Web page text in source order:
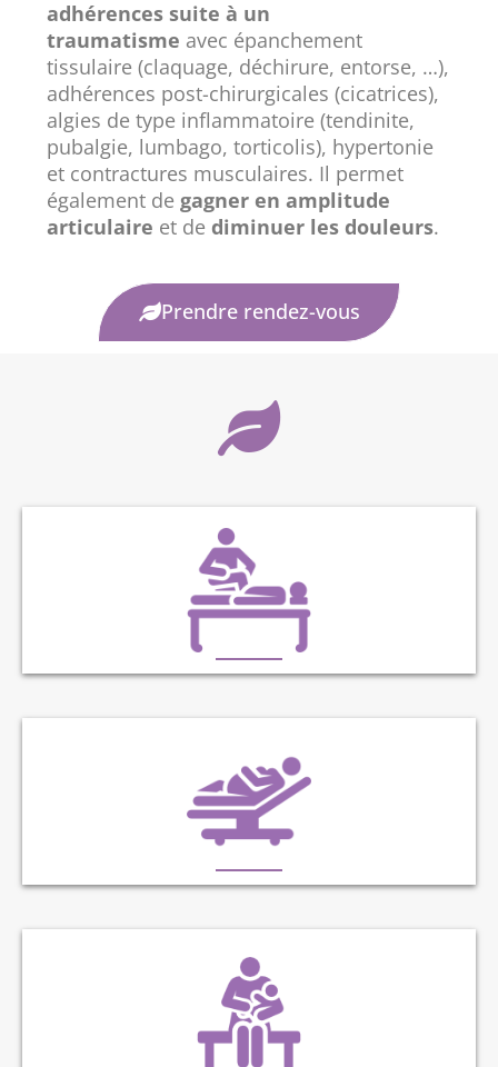
adhérences suite à un
traumatisme avec épanchement
tissulaire (claquage, déchirure, entorse, …),
adhérences post-chirurgicales (cicatrices),
algies de type inflammatoire (tendinite,
pubalgie, lumbago, torticolis), hypertonie
et contractures musculaires. Il permet
également de gagner en amplitude
articulaire et de diminuer les douleurs.
Prendre rendez-vous
KINÉSITHÉRAPIE GÉNÉRALE
KINÉSITHÉRAPIE PRÉNATALE
KINÉSITHÉRAPIE POSTNATALE